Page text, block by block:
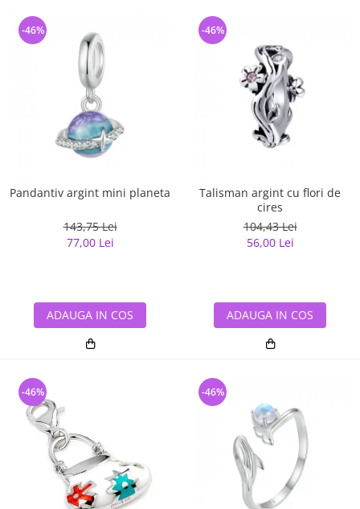
Pandantiv argint mini planeta
143,75 Lei
77,00 Lei
-46%
ADAUGA IN COS
Talisman argint cu flori de
cires
104,43 Lei
56,00 Lei
-46%
ADAUGA IN COS
-46% -46%